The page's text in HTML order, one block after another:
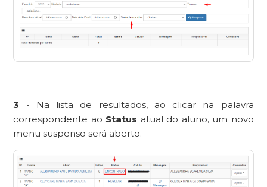
3 - Na lista de resultados, ao clicar na palavra
correspondente ao Status atual do aluno, um novo
menu suspenso será aberto.